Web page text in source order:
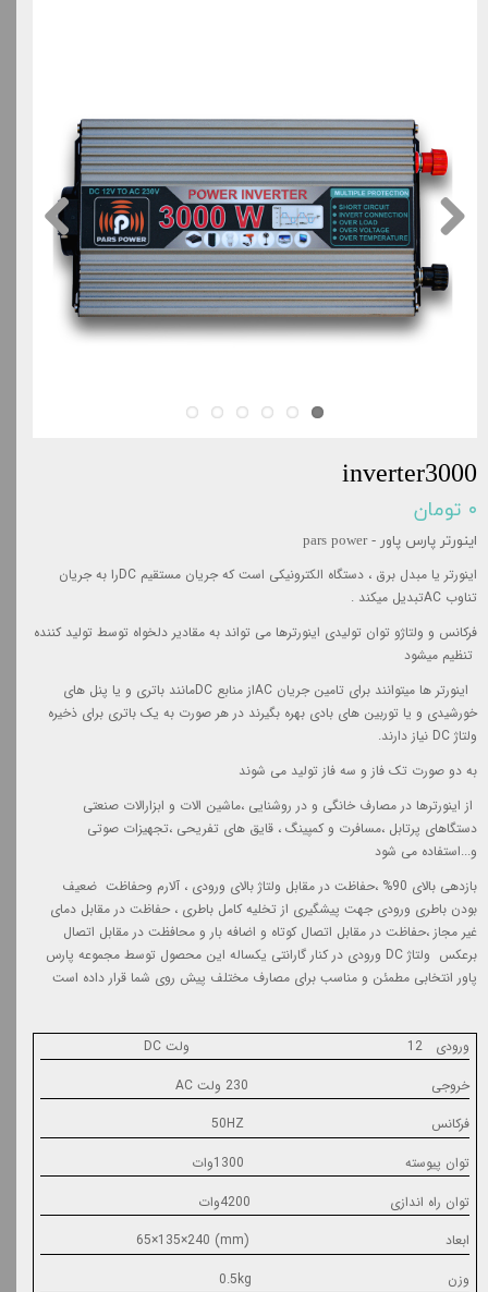
inverter3000
۰ تومان
اینورتر پارس پاور - pars power
اینورتر یا مبدل برق ، دستگاه الکترونیکی است که جریان مستقیم DCرا به جریان
تناوب ACتبدیل میکند .
فرکانس و ولتاژو توان تولیدی اینورترها می تواند به مقادیر دلخواه توسط تولید کننده
تنظیم میشود
اینورتر ها میتوانند برای تامین جریان ACاز منابع DCمانند باتری و یا پنل های
خورشیدی و یا توربین های بادی بهره بگیرند در هر صورت به یک باتری برای ذخیره
ولتاژ DC نیاز دارند.
به دو صورت تک فاز و سه فاز تولید می شوند
از اینورترها در مصارف خانگی و در روشنایی ،ماشین الات و ابزارالات صنعتی
دستگاهای پرتابل ،مسافرت و کمپینگ ، قایق های تفریحی ،تجهیزات صوتی
و...استفاده می شود
بازدهی بالای 90% ،حفاظت در مقابل ولتاژ بالای ورودی ، آلارم وحفاظت ضعیف
بودن باطری ورودی جهت پیشگیری از تخلیه کامل باطری ، حفاظت در مقابل دمای
غیر مجاز ،حفاظت در مقابل اتصال کوتاه و اضافه بار و محافظت در مقابل اتصال
برعکس ولتاژ DC ورودی در کنار گارانتی یکساله این محصول توسط مجموعه پارس
پاور انتخابی مطمئن و مناسب برای مصارف مختلف پیش روی شما قرار داده است
ورودی 12 ولت DC
خروجی 230 ولت AC
فرکانس 50HZ
توان پیوسته 1300وات
توان راه اندازی
وات
ابعاد (mm) 65
×135×240
وزن 0.5kg